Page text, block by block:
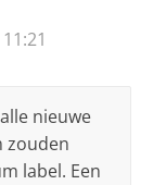
nieuwe
zouden
label. Een